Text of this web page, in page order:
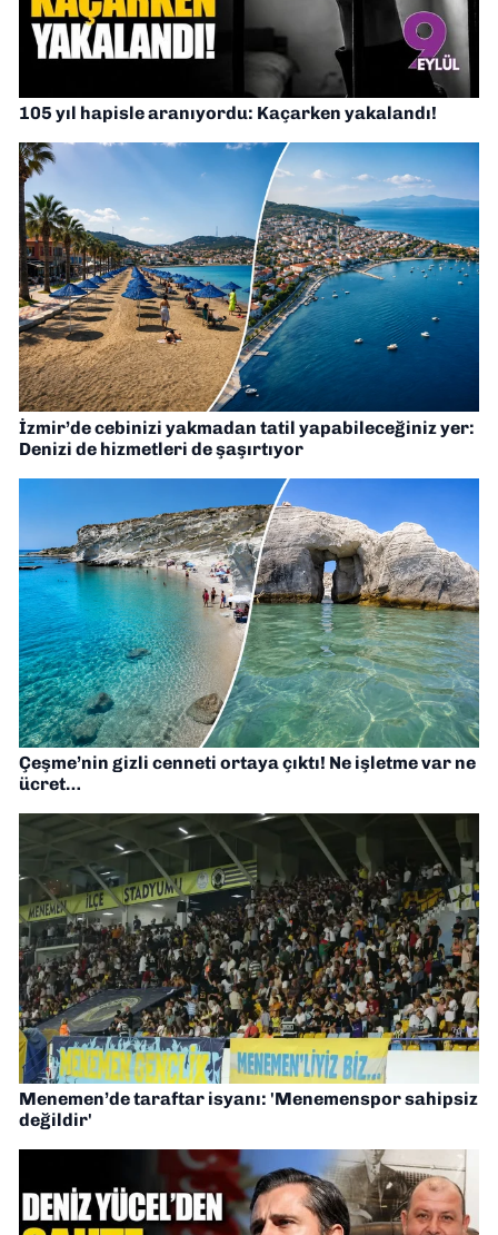
105 yıl hapisle aranıyordu: Kaçarken yakalandı!
İzmir’de cebinizi yakmadan tatil yapabileceğiniz yer:
Denizi de hizmetleri de şaşırtıyor
Çeşme’nin gizli cenneti ortaya çıktı! Ne işletme var ne
ücret…
Menemen’de taraftar isyanı: 'Menemenspor sahipsiz
değildir'